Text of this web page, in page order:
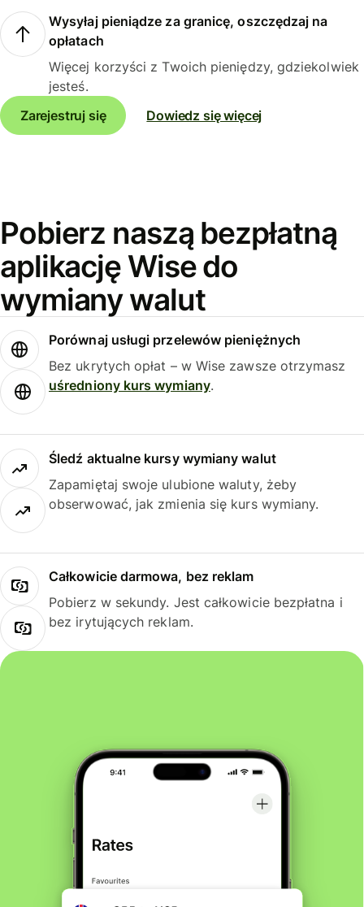
Wysyłaj pieniądze za granicę, oszczędzaj na
opłatach
Więcej korzyści z Twoich pieniędzy, gdziekolwiek
jesteś.
Zarejestruj się
Dowiedz się więcej
Pobierz naszą bezpłatną
aplikację Wise do
wymiany walut
Porównaj usługi przelewów pieniężnych
Bez ukrytych opłat – w Wise zawsze otrzymasz
uśredniony kurs wymiany.
Śledź aktualne kursy wymiany walut
Zapamiętaj swoje ulubione waluty, żeby
obserwować, jak zmienia się kurs wymiany.
Całkowicie darmowa, bez reklam
Pobierz w sekundy. Jest całkowicie bezpłatna i
bez irytujących reklam.